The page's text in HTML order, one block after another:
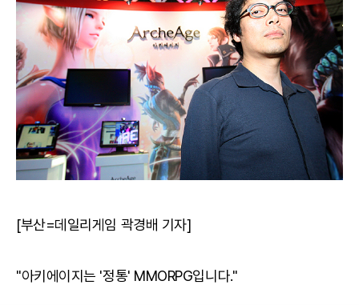
[부산=데일리게임 곽경배 기자]
"아키에이지는 '정통' MMORPG입니다."